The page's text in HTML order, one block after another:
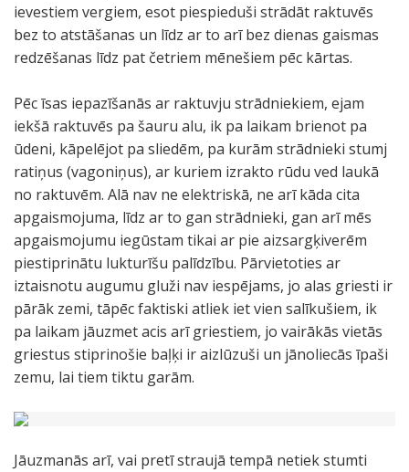
ievestiem vergiem, esot piespieduši strādāt raktuvēs
bez to atstāšanas un līdz ar to arī bez dienas gaismas
redzēšanas līdz pat četriem mēnešiem pēc kārtas.
Pēc īsas iepazīšanās ar raktuvju strādniekiem, ejam
iekšā raktuvēs pa šauru alu, ik pa laikam brienot pa
ūdeni, kāpelējot pa sliedēm, pa kurām strādnieki stumj
ratiņus (vagoniņus), ar kuriem izrakto rūdu ved laukā
no raktuvēm. Alā nav ne elektriskā, ne arī kāda cita
apgaismojuma, līdz ar to gan strādnieki, gan arī mēs
apgaismojumu iegūstam tikai ar pie aizsargķiverēm
piestiprinātu lukturīšu palīdzību. Pārvietoties ar
iztaisnotu augumu gluži nav iespējams, jo alas griesti ir
pārāk zemi, tāpēc faktiski atliek iet vien salīkušiem, ik
pa laikam jāuzmet acis arī griestiem, jo vairākās vietās
griestus stiprinošie baļķi ir aizlūzuši un jānoliecās īpaši
zemu, lai tiem tiktu garām.
Jāuzmanās arī, vai pretī straujā tempā netiek stumti